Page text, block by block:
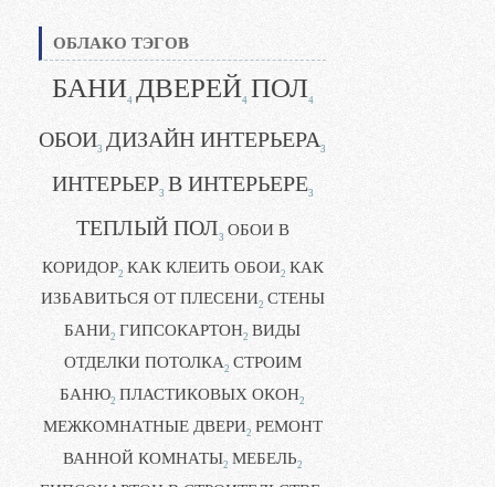
ОБЛАКО ТЭГОВ
БАНИ4 ДВЕРЕЙ4 ПОЛ4
ОБОИ3 ДИЗАЙН ИНТЕРЬЕРА3
ИНТЕРЬЕР3 В ИНТЕРЬЕРЕ3
ТЕПЛЫЙ ПОЛ3 ОБОИ В
КОРИДОР2 КАК КЛЕИТЬ ОБОИ2 КАК
ИЗБАВИТЬСЯ ОТ ПЛЕСЕНИ2 СТЕНЫ
БАНИ2 ГИПСОКАРТОН2 ВИДЫ
ОТДЕЛКИ ПОТОЛКА2 СТРОИМ
БАНЮ2 ПЛАСТИКОВЫХ ОКОН2
МЕЖКОМНАТНЫЕ ДВЕРИ2 РЕМОНТ
ВАННОЙ КОМНАТЫ2 МЕБЕЛЬ2